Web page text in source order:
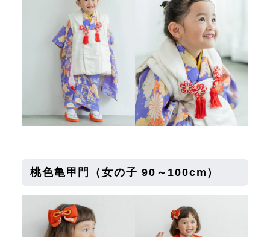
桃色亀甲門 （女の子 90～100cm）